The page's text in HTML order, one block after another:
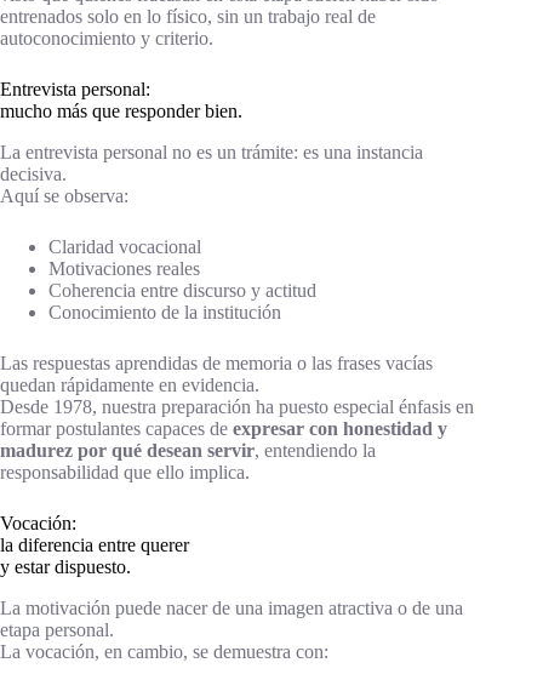
entrenados solo en lo físico, sin un trabajo real de
autoconocimiento y criterio.
Entrevista personal:
mucho más que responder bien.
La entrevista personal no es un trámite: es una instancia
decisiva.
Aquí se observa:
Claridad vocacional
Motivaciones reales
Coherencia entre discurso y actitud
Conocimiento de la institución
Las respuestas aprendidas de memoria o las frases vacías
quedan rápidamente en evidencia.
Desde 1978, nuestra preparación ha puesto especial énfasis en
formar postulantes capaces de expresar con honestidad y
madurez por qué desean servir, entendiendo la
responsabilidad que ello implica.
Vocación:
la diferencia entre querer
y estar dispuesto.
La motivación puede nacer de una imagen atractiva o de una
etapa personal.
La vocación, en cambio, se demuestra con: